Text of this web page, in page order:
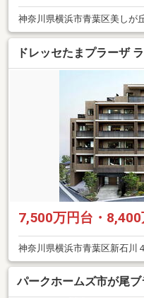
神奈川県横浜市青葉区美しが
ドレッセたまプラーザ
7,500万円台・8,400
神奈川県横浜市青葉区新石川４
パークホームズ市が尾